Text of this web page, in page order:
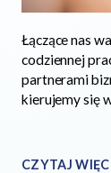
Łączące nas
codziennej
partnerami
kierujemy się
CZYTAJ